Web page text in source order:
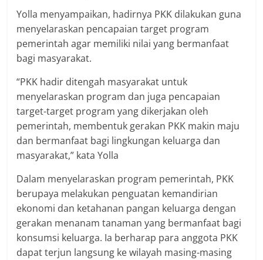
Yolla menyampaikan, hadirnya PKK dilakukan guna
menyelaraskan pencapaian target program
pemerintah agar memiliki nilai yang bermanfaat
bagi masyarakat.
“PKK hadir ditengah masyarakat untuk
menyelaraskan program dan juga pencapaian
target-target program yang dikerjakan oleh
pemerintah, membentuk gerakan PKK makin maju
dan bermanfaat bagi lingkungan keluarga dan
masyarakat,” kata Yolla
Dalam menyelaraskan program pemerintah, PKK
berupaya melakukan penguatan kemandirian
ekonomi dan ketahanan pangan keluarga dengan
gerakan menanam tanaman yang bermanfaat bagi
konsumsi keluarga. Ia berharap para anggota PKK
dapat terjun langsung ke wilayah masing-masing